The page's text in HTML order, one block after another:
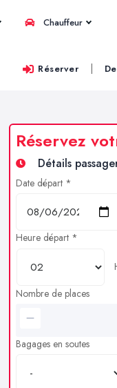
Chauffeur
Réserver |
Réservez
Détails
Date départ *
Heure départ *
Nombre de places
Bagages en soutes